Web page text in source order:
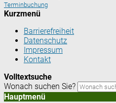
Terminbuchung
Kurzmenü
Barrierefreiheit
Datenschutz
Impressum
Kontakt
Volltextsuche
Wonach suchen Sie?
Hauptmenü